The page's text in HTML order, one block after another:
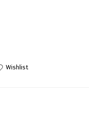
Wishlist